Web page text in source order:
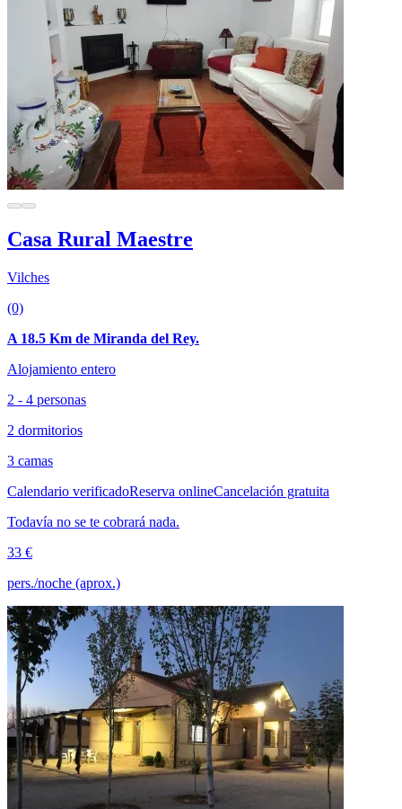
Casa Rural Maestre
Vilches
(0)
A 18.5 Km de Miranda del Rey.
Alojamiento entero
2 - 4 personas
2 dormitorios
3 camas
Calendario verificadoReserva onlineCancelación gratuita
Todavía no se te cobrará nada.
33 €
pers./noche (aprox.)